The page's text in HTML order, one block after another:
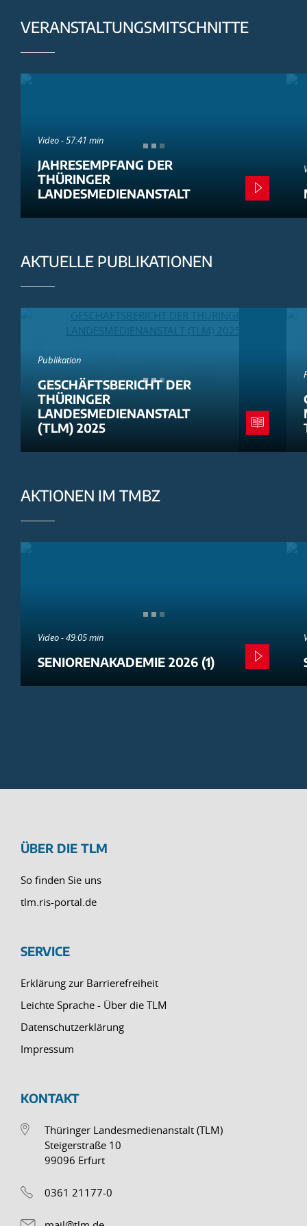
VERANSTALTUNGSMITSCHNITTE
Video - 57:41 min
JAHRESEMPFANG DER
THÜRINGER
LANDESMEDIENANSTALT
AKTUELLE PUBLIKATIONEN
Publikation
GESCHÄFTSBERICHT DER
THÜRINGER
LANDESMEDIENANSTALT
(TLM) 2025
AKTIONEN IM TMBZ
Video - 49:05 min
SENIORENAKADEMIE 2026 (1)
ÜBER DIE TLM
So finden Sie uns
tlm.ris-portal.de
SERVICE
Erklärung zur Barrierefreiheit
Leichte Sprache - Über die TLM
Datenschutzerklärung
Impressum
KONTAKT
Thüringer Landesmedienanstalt (TLM)
Steigerstraße 10
99096 Erfurt
0361 21177-0